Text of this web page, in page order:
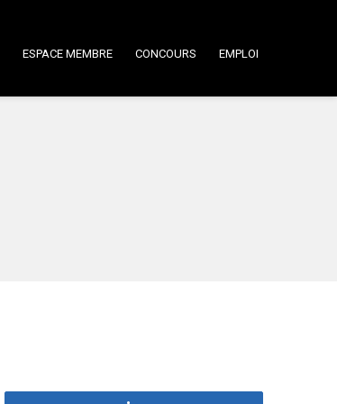
ESPACE MEMBRE CONCOURS EMPLOI